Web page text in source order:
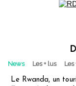
News Les + lus
Le Rwanda, un